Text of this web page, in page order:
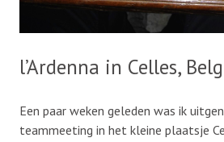
l’Ardenna in Celles,
Een paar weken geleden was ik
teammeeting in het kleine plaatsje